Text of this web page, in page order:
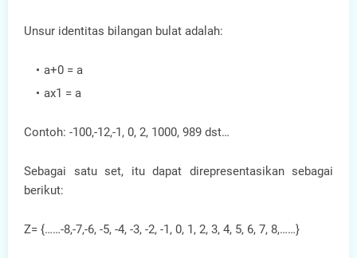
Unsur identitas bilangan bulat adalah:
a+0 = a
ax1 = a
Contoh: -100,-12,-1, 0, 2, 1000, 989 dst…
Sebagai satu set, itu dapat direpresentasikan sebagai
berikut:
Z= {……-8,-7,-6, -5, -4, -3, -2, -1, 0, 1, 2, 3, 4, 5, 6, 7, 8,……}